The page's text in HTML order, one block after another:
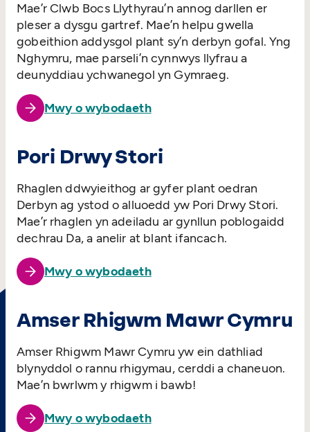
Mae’r Clwb Bocs Llythyrau’n annog darllen er
pleser a dysgu gartref. Mae’n helpu gwella
gobeithion addysgol plant sy’n derbyn gofal. Yng
Nghymru, mae parseli’n cynnwys llyfrau a
deunyddiau ychwanegol yn Gymraeg.
Mwy o wybodaeth
Pori Drwy Stori
Rhaglen ddwyieithog ar gyfer plant oedran
Derbyn ag ystod o alluoedd yw Pori Drwy Stori.
Mae’r rhaglen yn adeiladu ar gynllun poblogaidd
dechrau Da, a anelir at blant ifancach.
Mwy o wybodaeth
Amser Rhigwm Mawr Cymru
Amser Rhigwm Mawr Cymru yw ein dathliad
blynyddol o rannu rhigymau, cerddi a chaneuon.
Mae’n bwrlwm y rhigwm i bawb!
Mwy o wybodaeth